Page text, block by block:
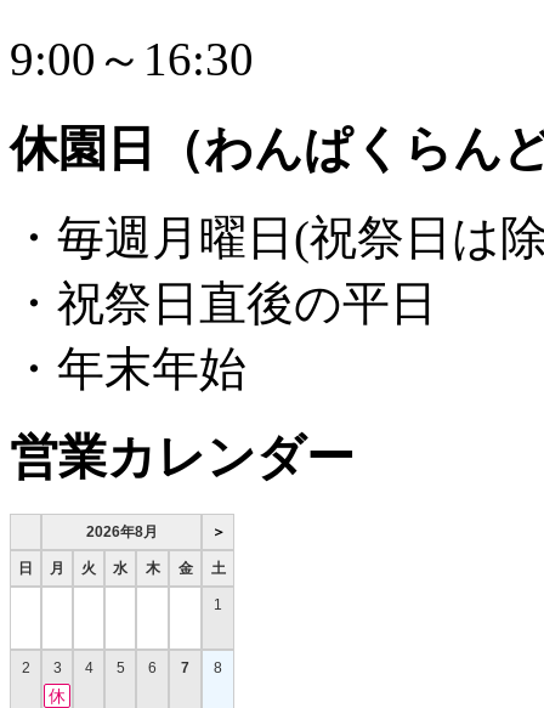
9:00～16:30
休園日（わんぱくらん
・毎週月曜日(祝祭日は
・祝祭日直後の平日
・年末年始
営業カレンダー